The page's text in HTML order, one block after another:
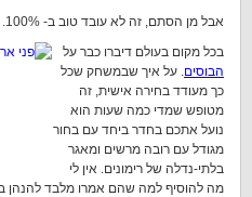
אבל מן הסתם, זה לא עובד טוב ב- 100%.
בכל מקום בעולם דיברו כבר על
הבוסים. על איך שבמשחק שכל
כך מעודד בחירה אישית, זה
מטופש שמדי כמה שעות הוא
נועל אתכם בחדר ביחד עם בחור
מגודל עם רובה מרשים ומאגר
בלתי-נדלה של רימונים. אין לי
מה להוסיף למה שהם אמרו מלבד להנהן